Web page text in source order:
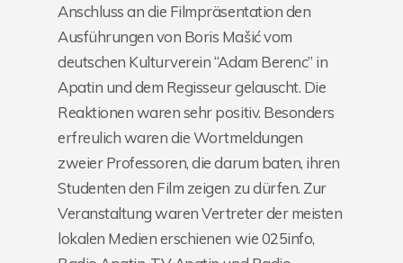
Anschluss an die Filmpräsentation den
Ausführungen von Boris Mašić vom
deutschen Kulturverein “Adam Berenc” in
Apatin und dem Regisseur gelauscht. Die
Reaktionen waren sehr positiv. Besonders
erfreulich waren die Wortmeldungen
zweier Professoren, die darum baten, ihren
Studenten den Film zeigen zu dürfen. Zur
Veranstaltung waren Vertreter der meisten
lokalen Medien erschienen wie 025info,